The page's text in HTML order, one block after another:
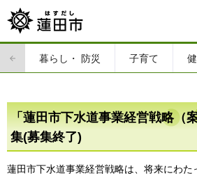
暮らし・ 防災 子育て
「蓮田市下水道事業経営戦略（
集(募集終了)
蓮田市下水道事業経営戦略は、将来にわ